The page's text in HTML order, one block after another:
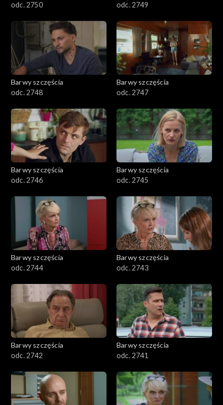
odc. 2750
odc. 2749
Barwy szczęścia
odc. 2748
Barwy szczęścia
odc. 2747
Barwy szczęścia
odc. 2746
Barwy szczęścia
odc. 2745
Barwy szczęścia
odc. 2744
Barwy szczęścia
odc. 2743
Barwy szczęścia
odc. 2742
Barwy szczęścia
odc. 2741